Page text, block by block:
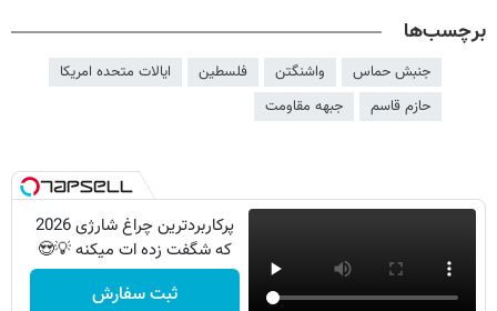
برچسب‌ها
جنبش حماس واشنگتن فلسطین
ایالات متحده امریکا
حازم قاسم
جبهه مقاومت
پرکاربردترین چراغ شارژی 2026
که شگفت زده ات میکنه 💡😍
ثبت سفارش